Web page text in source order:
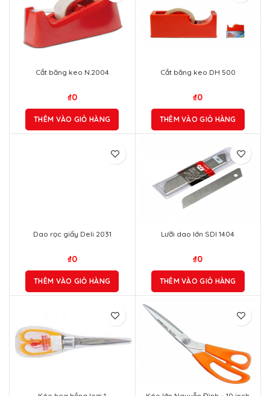
Cắt băng keo N.2004
₫0
THÊM VÀO GIỎ HÀNG
Cắt băng keo DH 500
₫0
THÊM VÀO GIỎ HÀNG
Dao rọc giấy Deli 2031
₫0
THÊM VÀO GIỎ HÀNG
Lưỡi dao lớn SDI 1404
₫0
THÊM VÀO GIỎ HÀNG